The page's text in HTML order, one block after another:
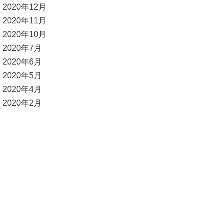
2020年12月
2020年11月
2020年10月
2020年7月
2020年6月
2020年5月
2020年4月
2020年2月